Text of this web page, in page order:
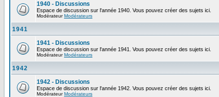
1940 - Discussions
Espace de discussion sur l'année 1940. Vous pouvez créer des sujets ici.
ModérateurModérateurs
1941
1941 - Discussions
Espace de discussion sur l'année 1941. Vous pouvez créer des sujets ici.
ModérateurModérateurs
1942
1942 - Discussions
Espace de discussion sur l'année 1942. Vous pouvez créer des sujets ici.
ModérateurModérateurs